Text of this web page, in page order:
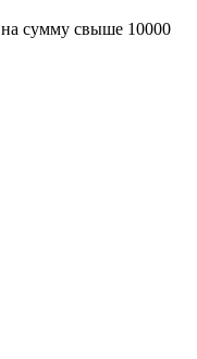
на сумму свыше 10000